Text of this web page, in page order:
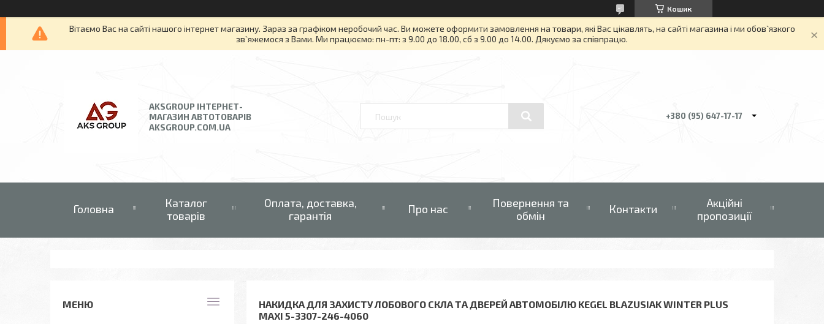
Кошик
Вітаємо Вас на сайті нашого інтернет магазину. Зараз за графіком неробочий час. Ви можете оформити замовлення на товари, які Вас цікавлять, на сайті магазина і ми обов`язкого
зв`яжемося з Вами. Ми працюємо: пн-пт: з 9.00 до 18.00, сб з 9.00 до 14.00. Дякуємо за співпрацю.
AKSGROUP ІНТЕРНЕТ-
МАГАЗИН АВТОТОВАРІВ
AKSGROUP.COM.UA
+380 (95) 647-17-17
Головна
Каталог
товарів
Оплата, доставка,
гарантія
Про нас
Повернення та
обмін
Контакти
Акційні
пропозиції
НАКИДКА ДЛЯ ЗАХИСТУ ЛОБОВОГО СКЛА ТА ДВЕРЕЙ АВТОМОБІЛЮ KEGEL BLAZUSIAK WINTER PLUS
MAXI 5-3307-246-4060